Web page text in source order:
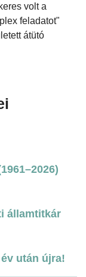
volt a
feladatot"
átütó
államtitkár
után újra!